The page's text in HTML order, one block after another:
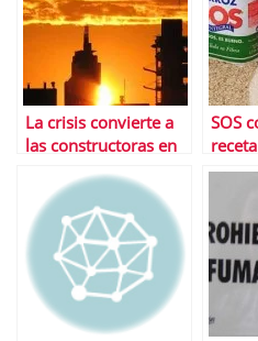
La crisis convierte a
las constructoras en
dulce del Ibex
SOS
para